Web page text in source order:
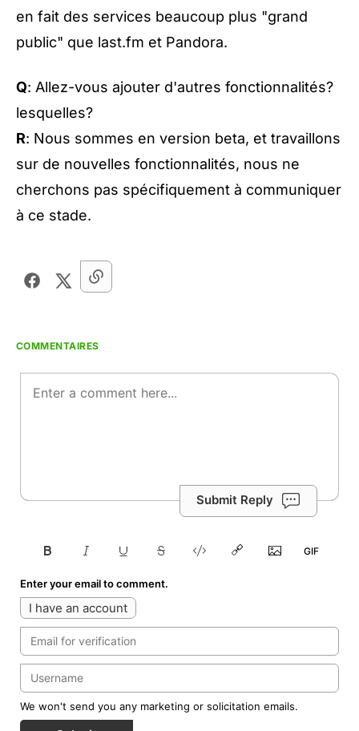
en fait des services beaucoup plus "grand
public" que last.fm et Pandora.
Q: Allez-vous ajouter d'autres fonctionnalités?
lesquelles?
R: Nous sommes en version beta, et travaillons
sur de nouvelles fonctionnalités, nous ne
cherchons pas spécifiquement à communiquer
à ce stade.
COMMENTAIRES
Submit Reply
Enter your email to comment.
I have an account
We won't send you any marketing or solicitation emails.